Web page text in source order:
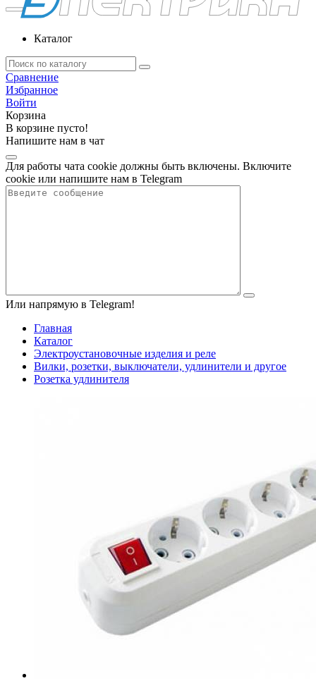
Каталог
Сравнение
Избранное
Войти
Корзина
В корзине пусто!
Напишите нам в чат
Для работы чата cookie должны быть включены. Включите
cookie или напишите нам в Telegram
Или напрямую в Telegram!
Главная
Каталог
Электроустановочные изделия и реле
Вилки, розетки, выключатели, удлинители и другое
Розетка удлинителя